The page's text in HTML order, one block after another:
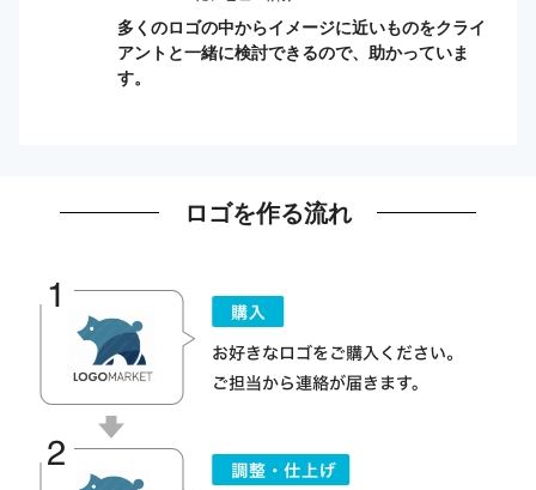
多くのロゴの中からイメージに近いものをクライ
アントと一緒に検討できるので、助かっていま
す。
ロゴを作る流れ